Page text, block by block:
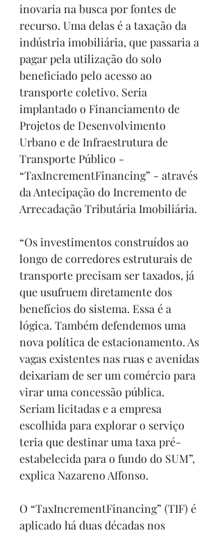
inovaria na busca por fontes de
recurso. Uma delas é a taxação da
indústria imobiliária, que passaria a
pagar pela utilização do solo
beneficiado pelo acesso ao
transporte coletivo. Seria
implantado o Financiamento de
Projetos de Desenvolvimento
Urbano e de Infraestrutura de
Transporte Público -
“TaxIncrementFinancing” - através
da Antecipação do Incremento de
Arrecadação Tributária Imobiliária.
“Os investimentos construídos ao
longo de corredores estruturais de
transporte precisam ser taxados, já
que usufruem diretamente dos
benefícios do sistema. Essa é a
lógica. Também defendemos uma
nova política de estacionamento. As
vagas existentes nas ruas e avenidas
deixariam de ser um comércio para
virar uma concessão pública.
Seriam licitadas e a empresa
escolhida para explorar o serviço
teria que destinar uma taxa pré-
estabelecida para o fundo do SUM”,
explica Nazareno Affonso.
O “TaxIncrementFinancing” (TIF) é
aplicado há duas décadas nos